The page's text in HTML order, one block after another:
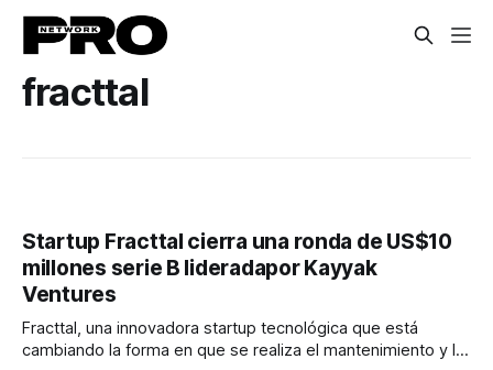
fracttal
Startup Fracttal cierra una ronda de US$10
millones serie B lideradapor Kayyak
Ventures
Fracttal, una innovadora startup tecnológica que está
cambiando la forma en que se realiza el mantenimiento y la